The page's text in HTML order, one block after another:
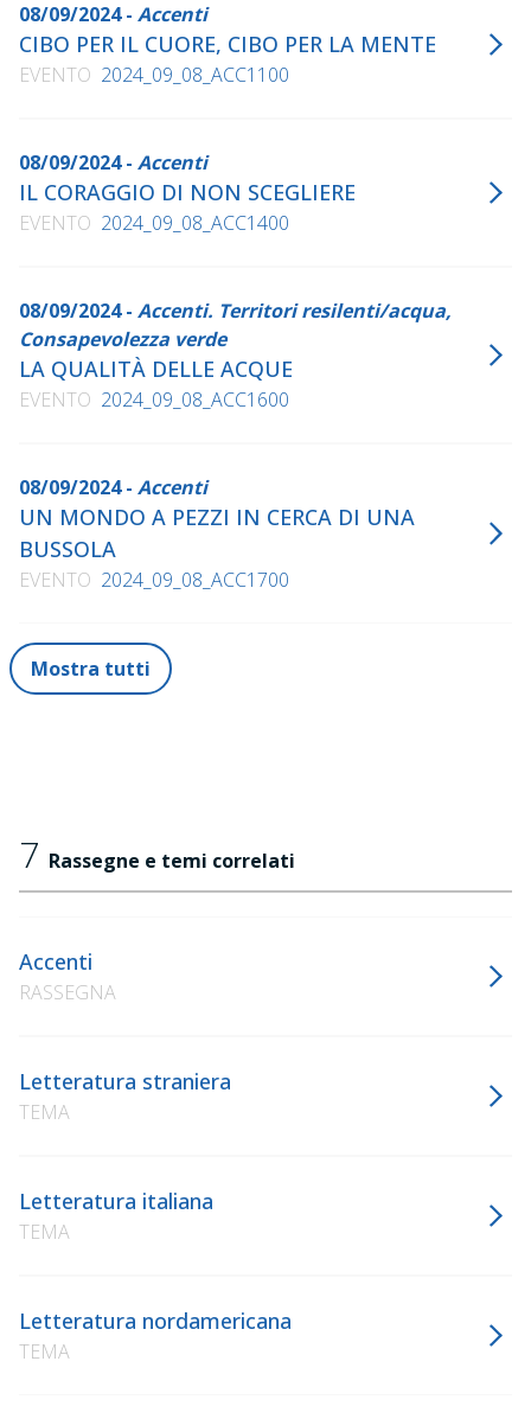
08/09/2024 - Accenti
CIBO PER IL CUORE, CIBO PER LA MENTE
EVENTO 2024_09_08_ACC1100
08/09/2024 - Accenti
IL CORAGGIO DI NON SCEGLIERE
EVENTO 2024_09_08_ACC1400
08/09/2024 - Accenti. Territori resilenti/acqua,
Consapevolezza verde
LA QUALITÀ DELLE ACQUE
EVENTO 2024_09_08_ACC1600
08/09/2024 - Accenti
UN MONDO A PEZZI IN CERCA DI UNA
BUSSOLA
EVENTO 2024_09_08_ACC1700
Mostra tutti
7 Rassegne e temi correlati
Accenti
RASSEGNA
Letteratura straniera
TEMA
Letteratura italiana
TEMA
Letteratura nordamericana
TEMA